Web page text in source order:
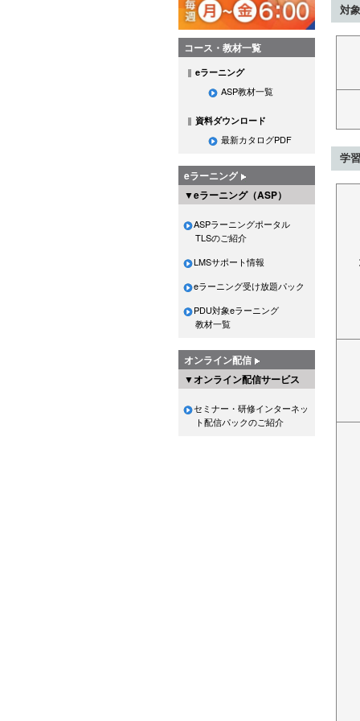
コース・教材一覧
eラーニング
ASP教材一覧
資料ダウンロード
最新カタログPDF
eラーニング
▼eラーニング（ASP）
ASPラーニングポータル
TLSのご紹介
LMSサポート情報
eラーニング受け放題パック
PDU対象eラーニング
教材一覧
オンライン配信
▼オンライン配信サービス
セミナー・研修インターネッ
ト配信パックのご紹介
対
学